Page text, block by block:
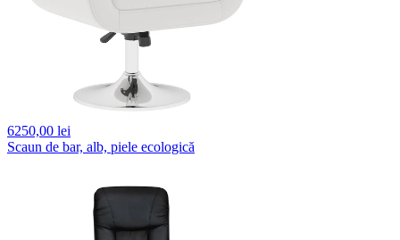
6250,00 lei
Scaun de bar, alb, piele ecologică